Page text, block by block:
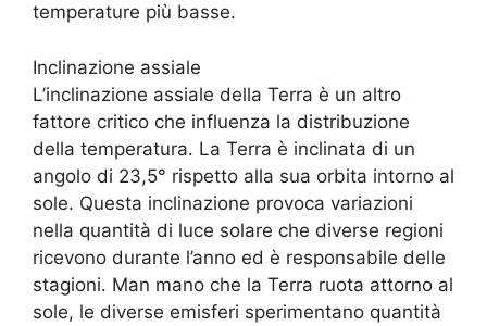
temperature più basse.
Inclinazione assiale
L’inclinazione assiale della Terra è un altro
fattore critico che influenza la distribuzione
della temperatura. La Terra è inclinata di un
angolo di 23,5° rispetto alla sua orbita intorno al
sole. Questa inclinazione provoca variazioni
nella quantità di luce solare che diverse regioni
ricevono durante l’anno ed è responsabile delle
stagioni. Man mano che la Terra ruota attorno al
sole, le diverse emisferi sperimentano quantità